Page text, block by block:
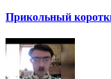
Прикольный